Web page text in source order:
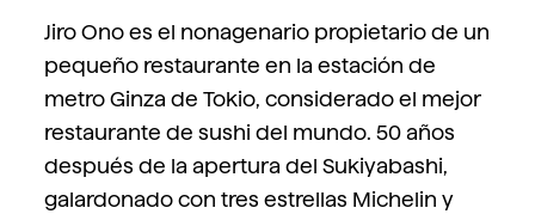
Jiro Ono es el nonagenario propietario de un
pequeño restaurante en la estación de
metro Ginza de Tokio, considerado el mejor
restaurante de sushi del mundo. 50 años
después de la apertura del Sukiyabashi,
galardonado con tres estrellas Michelin y